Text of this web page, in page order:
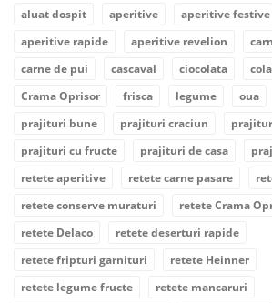
aluat dospit aperitive aperitive festive
aperitive rapide
aperitive revelion
carne de pui
cascaval ciocolata
Crama Oprisor
frisca legume oua
prajituri bune
prajituri craciun
prajituri cu fructe
prajituri de casa
retete aperitive
retete carne pasare
retete conserve muraturi
retete Crama
retete Delaco
retete deserturi rapide
retete fripturi garnituri
retete Heinner
retete legume fructe
retete mancaruri